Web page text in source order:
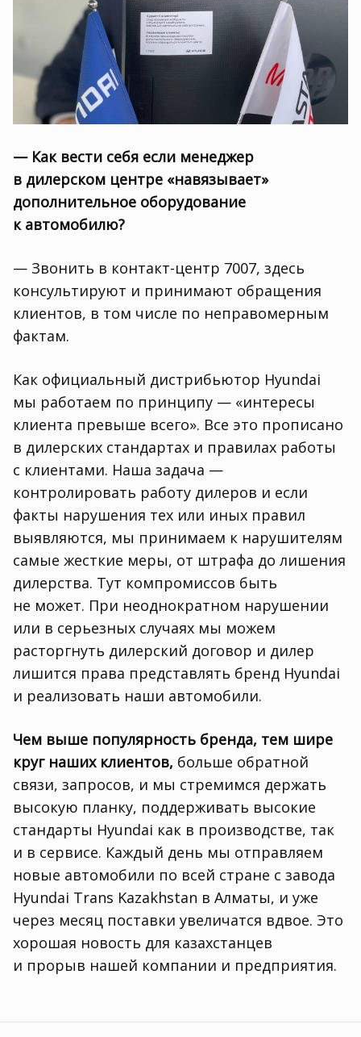
— Как вести себя если менеджер
в дилерском центре «навязывает»
дополнительное оборудование
к автомобилю?
— Звонить в контакт-центр 7007, здесь
консультируют и принимают обращения
клиентов, в том числе по неправомерным
фактам.
Как официальный дистрибьютор Hyundai
мы работаем по принципу — «интересы
клиента превыше всего». Все это прописано
в дилерских стандартах и правилах работы
с клиентами. Наша задача —
контролировать работу дилеров и если
факты нарушения тех или иных правил
выявляются, мы принимаем к нарушителям
самые жесткие меры, от штрафа до лишения
дилерства. Тут компромиссов быть
не может. При неоднократном нарушении
или в серьезных случаях мы можем
расторгнуть дилерский договор и дилер
лишится права представлять бренд Hyundai
и реализовать наши автомобили.
Чем выше популярность бренда, тем шире
круг наших клиентов, больше обратной
связи, запросов, и мы стремимся держать
высокую планку, поддерживать высокие
стандарты Hyundai как в производстве, так
и в сервисе. Каждый день мы отправляем
новые автомобили по всей стране с завода
Hyundai Trans Kazakhstan в Алматы, и уже
через месяц поставки увеличатся вдвое. Это
хорошая новость для казахстанцев
и прорыв нашей компании и предприятия.